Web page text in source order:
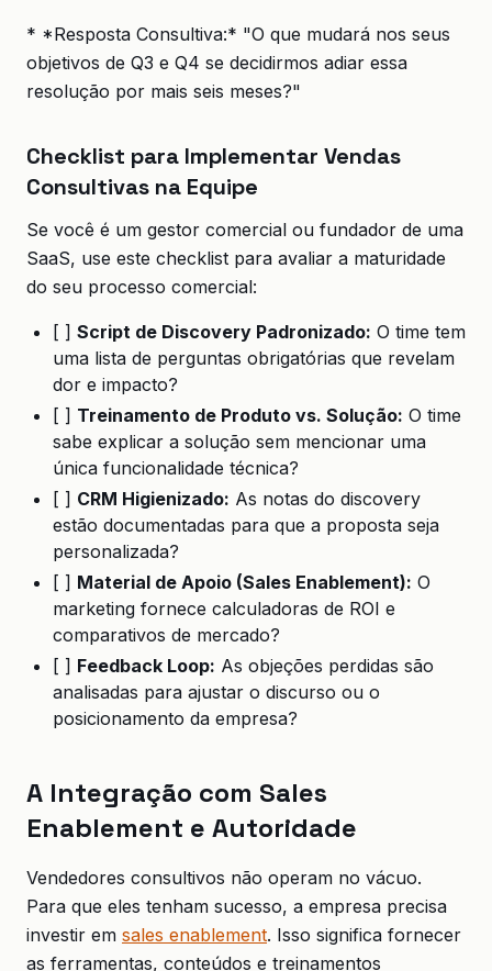
* *Resposta Consultiva:* "O que mudará nos seus
objetivos de Q3 e Q4 se decidirmos adiar essa
resolução por mais seis meses?"
Checklist para Implementar Vendas
Consultivas na Equipe
Se você é um gestor comercial ou fundador de uma
SaaS, use este checklist para avaliar a maturidade
do seu processo comercial:
[ ] Script de Discovery Padronizado: O time tem
uma lista de perguntas obrigatórias que revelam
dor e impacto?
[ ] Treinamento de Produto vs. Solução: O time
sabe explicar a solução sem mencionar uma
única funcionalidade técnica?
[ ] CRM Higienizado: As notas do discovery
estão documentadas para que a proposta seja
personalizada?
[ ] Material de Apoio (Sales Enablement): O
marketing fornece calculadoras de ROI e
comparativos de mercado?
[ ] Feedback Loop: As objeções perdidas são
analisadas para ajustar o discurso ou o
posicionamento da empresa?
A Integração com Sales
Enablement e Autoridade
Vendedores consultivos não operam no vácuo.
Para que eles tenham sucesso, a empresa precisa
investir em sales enablement. Isso significa fornecer
as ferramentas, conteúdos e treinamentos